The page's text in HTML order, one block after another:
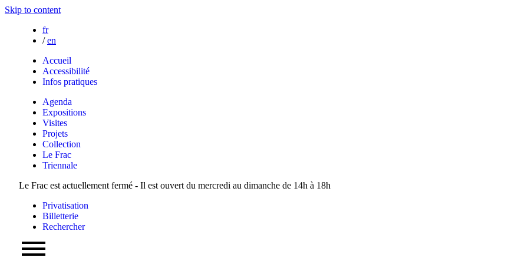
Skip to content
fr
/ en
Accueil
Accessibilité
Infos pratiques
Agenda
Expositions
Visites
Projets
Collection
Le Frac
Triennale
Le Frac est actuellement fermé - Il est ouvert du mercredi au dimanche de 14h à 18h
Privatisation
Billetterie
Rechercher